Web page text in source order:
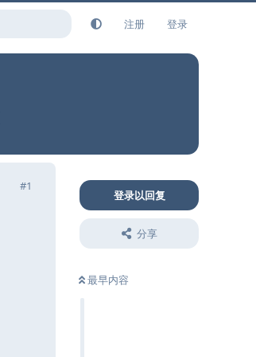
注册 登录
登录以回复
分享
最早内容
#1